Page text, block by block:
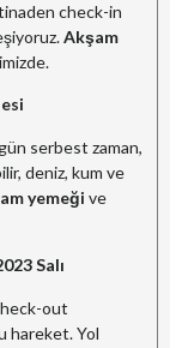
check-in
Akşam
serbest zaman,
deniz, kum ve
yemeği ve
Salı
out
hareket. Yol